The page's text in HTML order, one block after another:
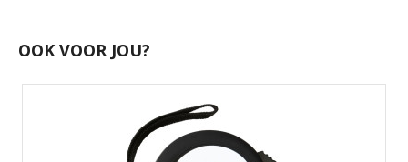
OOK VOOR JOU?